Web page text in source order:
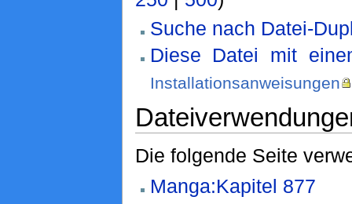
Suche nach Datei-
Diese Datei mit
Installationsanweisungen
Die folgende Seite
Manga:Kapitel 877